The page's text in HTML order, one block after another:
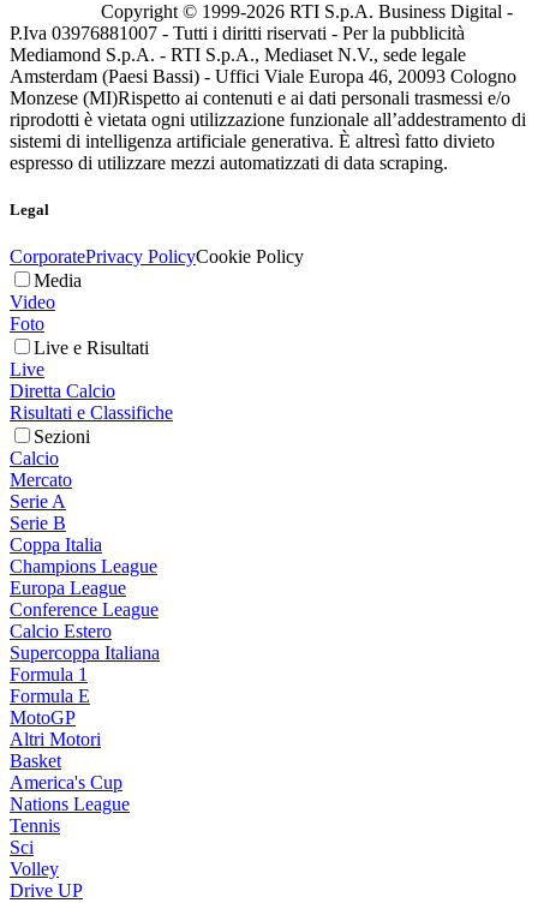
Copyright © 1999-2026 RTI S.p.A. Business Digital -
P.Iva 03976881007 - Tutti i diritti riservati - Per la pubblicità
Mediamond S.p.A. - RTI S.p.A., Mediaset N.V., sede legale
Amsterdam (Paesi Bassi) - Uffici Viale Europa 46, 20093 Cologno
Monzese (MI)Rispetto ai contenuti e ai dati personali trasmessi e/o
riprodotti è vietata ogni utilizzazione funzionale all’addestramento di
sistemi di intelligenza artificiale generativa. È altresì fatto divieto
espresso di utilizzare mezzi automatizzati di data scraping.
Legal
CorporatePrivacy PolicyCookie Policy
Media
Video
Foto
Live e Risultati
Live
Diretta Calcio
Risultati e Classifiche
Sezioni
Calcio
Mercato
Serie A
Serie B
Coppa Italia
Champions League
Europa League
Conference League
Calcio Estero
Supercoppa Italiana
Formula 1
Formula E
MotoGP
Altri Motori
Basket
America's Cup
Nations League
Tennis
Sci
Volley
Drive UP